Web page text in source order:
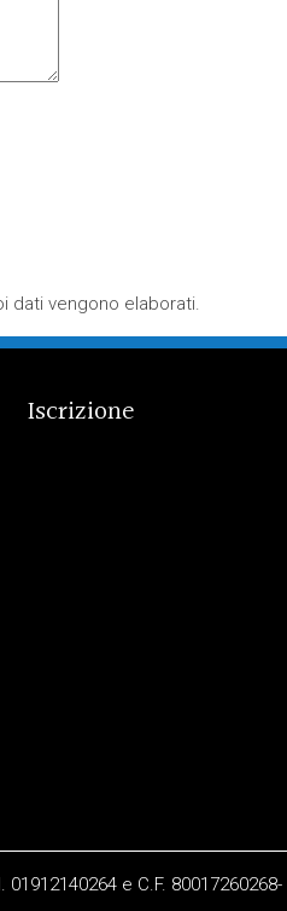
dati vengono elaborati.
Iscrizione
01912140264 e C.F. 80017260268-